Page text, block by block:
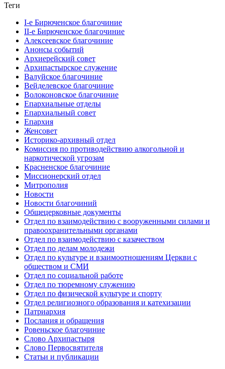
Теги
I-е Бирюченское благочиние
II-е Бирюченское благочиние
Алексеевское благочиние
Анонсы событий
Архиерейский совет
Архипастырское служение
Валуйское благочиние
Вейделевское благочиние
Волоконовское благочиние
Епархиальные отделы
Епархиальный совет
Епархия
Женсовет
Историко-архивный отдел
Комиссия по противодействию алкогольной и
наркотической угрозам
Красненское благочиние
Миссионерский отдел
Митрополия
Новости
Новости благочиний
Общецерковные документы
Отдел по взаимодействию с вооруженными силами и
правоохранительными органами
Отдел по взаимодействию с казачеством
Отдел по делам молодежи
Отдел по культуре и взаимоотношениям Церкви с
обществом и СМИ
Отдел по социальной работе
Отдел по тюремному служению
Отдел по физической культуре и спорту
Отдел религиозного образования и катехизации
Патриархия
Послания и обращения
Ровеньское благочиние
Слово Архипастыря
Слово Первосвятителя
Статьи и публикации